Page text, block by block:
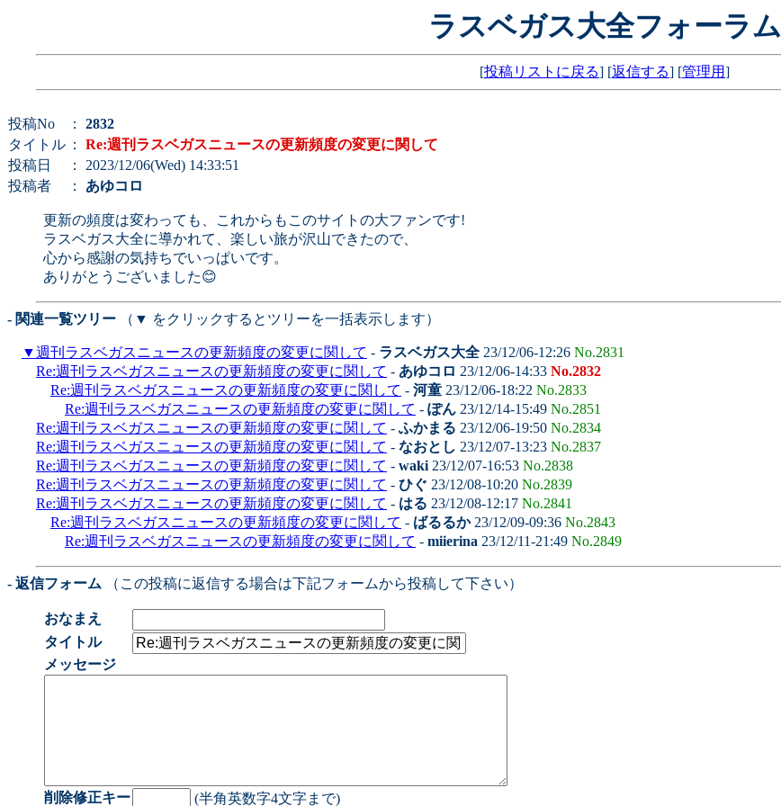
ラスベガス大全フォーラム
[投稿リストに戻る] [返信する] [管理用]
投稿No ： 2832
タイトル ： Re:週刊ラスベガスニュースの更新頻度の変更に関して
投稿日
： 2023/12/06(Wed) 14:33:51
投稿者
： あゆコロ
更新の頻度は変わっても、これからもこのサイトの大ファンです!
ラスベガス大全に導かれて、楽しい旅が沢山できたので、
心から感謝の気持ちでいっぱいです。
ありがとうございました😊
- 関連一覧ツリー （▼ をクリックするとツリーを一括表示します）
▼週刊ラスベガスニュースの更新頻度の変更に関して - ラスベガス大全 23/12/06-12:26 No.2831
Re:週刊ラスベガスニュースの更新頻度の変更に関して - あゆコロ 23/12/06-14:33 No.2832
Re:週刊ラスベガスニュースの更新頻度の変更に関して - 河童 23/12/06-18:22 No.2833
Re:週刊ラスベガスニュースの更新頻度の変更に関して - ぽん 23/12/14-15:49 No.2851
Re:週刊ラスベガスニュースの更新頻度の変更に関して - ふかまる 23/12/06-19:50 No.2834
Re:週刊ラスベガスニュースの更新頻度の変更に関して - なおとし 23/12/07-13:23 No.2837
Re:週刊ラスベガスニュースの更新頻度の変更に関して - waki 23/12/07-16:53 No.2838
Re:週刊ラスベガスニュースの更新頻度の変更に関して - ひぐ 23/12/08-10:20 No.2839
Re:週刊ラスベガスニュースの更新頻度の変更に関して - はる 23/12/08-12:17 No.2841
Re:週刊ラスベガスニュースの更新頻度の変更に関して - ばるるか23/12/09-09:36 No.2843
Re:週刊ラスベガスニュースの更新頻度の変更に関して - miierina 23/12/11-21:49 No.2849
- 返信フォーム （この投稿に返信する場合は下記フォームから投稿して下さい）
おなまえ
タイトル
メッセージ
削除修正キー (半角英数字4文字まで)